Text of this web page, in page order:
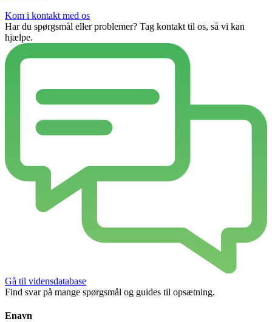
Kom i kontakt med os
Har du spørgsmål eller problemer? Tag kontakt til os, så vi kan
hjælpe.
Gå til vidensdatabase
Find svar på mange spørgsmål og guides til opsætning.
Enavn